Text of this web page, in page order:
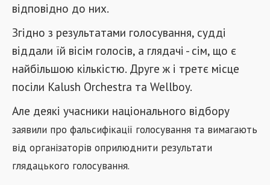
відповідно до них.
Згідно з результатами голосування, судді
віддали їй вісім голосів, а глядачі - сім, що є
найбільшою кількістю. Друге ж і третє місце
посіли Kalush Orchestra та Wellboy.
Але деякі учасники національного відбору
заявили про фальсифікації голосування та вимагають
від організаторів оприлюднити результати
глядацького голосування.